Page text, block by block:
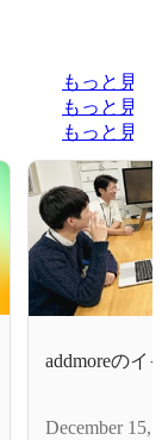
もっと見る
もっと見る
もっと見る
addmoreのイ
December 15,